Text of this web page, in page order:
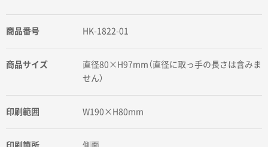
商品番号 HK-1822-01
商品サイズ
直径80×H97mm（直径に取っ手の長さは含みま
せん）
印刷範囲 W190×H80mm